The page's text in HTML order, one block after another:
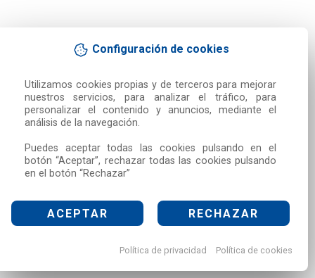
Configuración de cookies
Utilizamos cookies propias y de terceros para mejorar
nuestros servicios, para analizar el tráfico, para
personalizar el contenido y anuncios, mediante el
análisis de la navegación.
Puedes aceptar todas las cookies pulsando en el
botón “Aceptar”, rechazar todas las cookies pulsando
en el botón “Rechazar”
ACEPTAR RECHAZAR
Política de privacidad Política de cookies